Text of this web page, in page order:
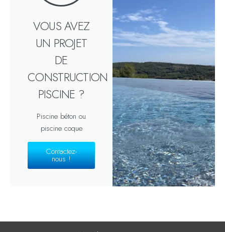
VOUS AVEZ
UN PROJET
DE
CONSTRUCTION
PISCINE ?
Piscine béton ou
piscine coque
Contactez-
nous !